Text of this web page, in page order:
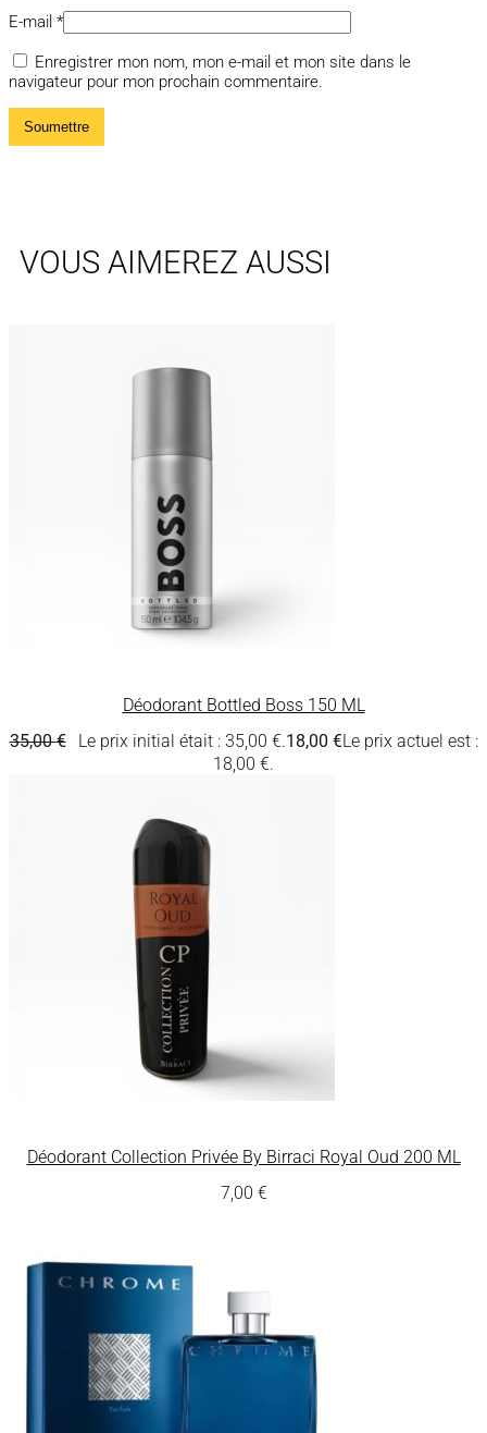
E-mail *
Enregistrer mon nom, mon e-mail et mon site dans le
navigateur pour mon prochain commentaire.
VOUS AIMEREZ AUSSI
Déodorant Bottled Boss 150 ML
35,00€ Le prix initial était : 35,00 €.18,00 €Le prix actuel est :
18,00 €.
Déodorant Collection Privée By Birraci Royal Oud 200 ML
7,00 €